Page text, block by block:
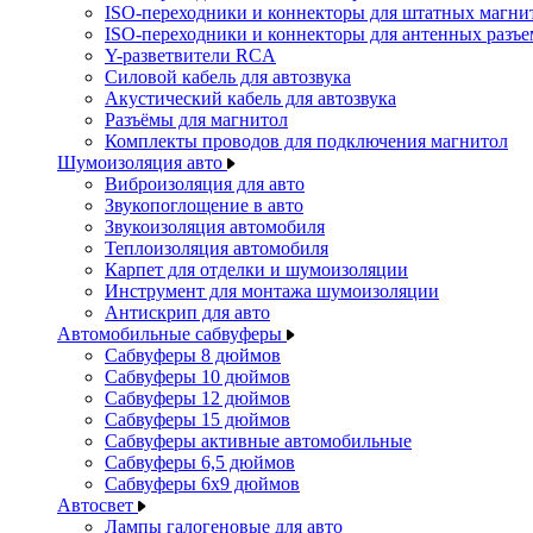
ISO-переходники и коннекторы для штатных
ISO-переходники и коннекторы для антенных
Y-разветвители RCA
Силовой кабель для автозвука
Акустический кабель для автозвука
Разъёмы для магнитол
Комплекты проводов для подключения магнитол
Шумоизоляция авто
Виброизоляция для авто
Звукопоглощение в авто
Звукоизоляция автомобиля
Теплоизоляция автомобиля
Карпет для отделки и шумоизоляции
Инструмент для монтажа шумоизоляции
Антискрип для авто
Автомобильные сабвуферы
Сабвуферы 8 дюймов
Сабвуферы 10 дюймов
Сабвуферы 12 дюймов
Сабвуферы 15 дюймов
Сабвуферы активные автомобильные
Сабвуферы 6,5 дюймов
Сабвуферы 6x9 дюймов
Автосвет
Лампы галогеновые для авто